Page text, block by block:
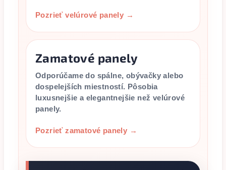
Pozrieť velúrové panely →
Zamatové panely
Odporúčame do spálne, obývačky alebo
dospelejších miestností. Pôsobia
luxusnejšie a elegantnejšie než velúrové
panely.
Pozrieť zamatové panely →